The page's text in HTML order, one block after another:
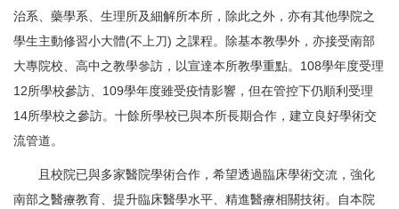
治系、藥學系、生理所及細解所本所，除此之外，亦有其他學院之
學生主動修習小大體(不上刀) 之課程。除基本教學外，亦接受南部
大專院校、高中之教學參訪，以宣達本所教學重點。108學年度受理
12所學校參訪、109學年度雖受疫情影響，但在管控下仍順利受理
14所學校之參訪。十餘所學校已與本所長期合作，建立良好學術交
流管道。
且校院已與多家醫院學術合作，希望透過臨床學術交流，強化
南部之醫療教育、提升臨床醫學水平、精進醫療相關技術。自本院